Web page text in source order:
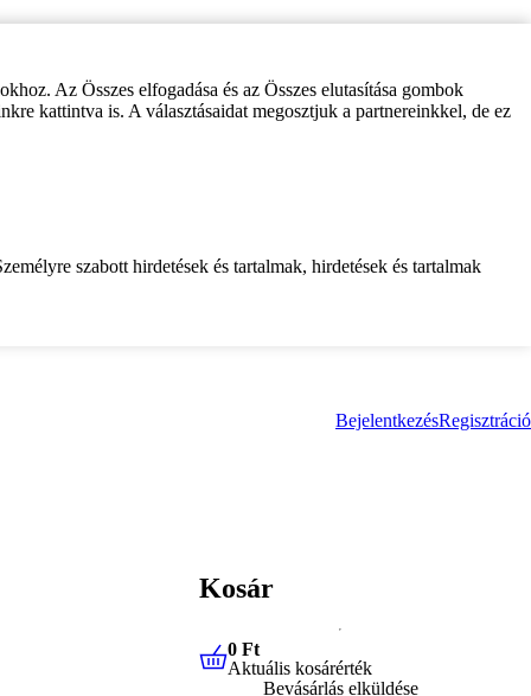
Az Összes elfogadása és az Összes elutasítása gombok
kattintva is. A választásaidat megosztjuk a partnereinkkel, de ez
szabott hirdetések és tartalmak, hirdetések és tartalmak
BejelentkezésRegisztráció
Kosár
0 FtAktuális kosárérték
0 Ft
Aktuális kosárérték
Bevásárlás elküldése